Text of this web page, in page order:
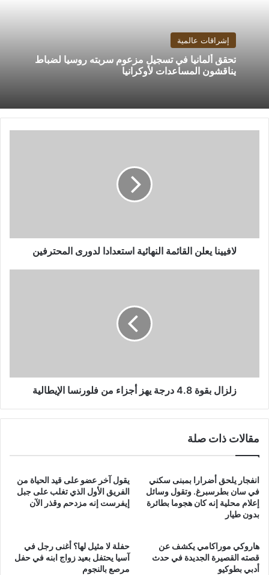
إشراقات عالمية
تحقق ألمانيا في تسجيل مزعوم سربته روسيا لضباط
يناقشون المساعدات لأوكرانيا
لافيينا يعلن القائمة النهائية استعدادا لدورى المحترفين
الإيطالية
زلزال بقوة 4.8 درجة يهز أجزاء من فلورنسا الإيطالية
مقالات ذات صلة
انفجار يلحق أضرارا بمبنى سكني
في سان بطرسبرغ. وتقول وسائل
إعلام محلية إنه كان هجوما بطائرة
بدون طيار
يقول آخر عضو على قيد الحياة من
الفريق الأول الذي تغلب على جبل
إيفرست إنه مزدحم وقذر الآن
هاروكي موراكامي يكشف عن
قصته القصيرة الجديدة في حدث
أدبي بطوكيو
حفلة لا مثيل لها؟ أغنى رجل في
آسيا يحتفل بعيد زواج ابنه في حفل
مرصع بالنجوم